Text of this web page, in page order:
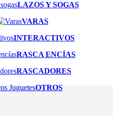
LAZOS Y SOGAS
VARAS
INTERACTIVOS
RASCA ENCÍAS
RASCADORES
OTROS